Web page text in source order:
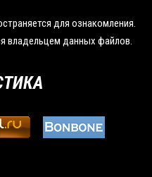
для ознакомления.
владельцем данных файлов.